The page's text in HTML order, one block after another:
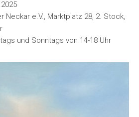
Neckar e.V., Marktplatz 28, 2. Stock,
und Sonntags von 14-18 Uhr